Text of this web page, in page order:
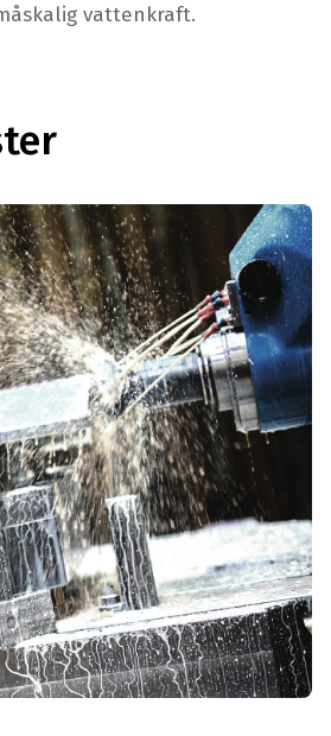
vattenkraft.